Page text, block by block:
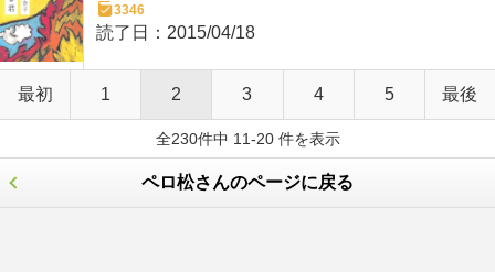
3346
読了日： 2015/04/18
最初 1 2 3 4 5 最後
全230件中 11-20 件を表示
ペロ松さんのページに戻る